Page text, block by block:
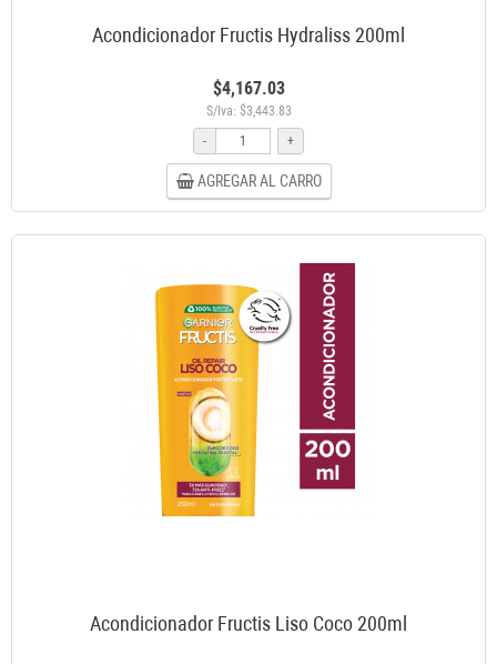
Acondicionador Fructis Hydraliss 200ml
$4,167.03
S/Iva: $3,443.83
-
+
AGREGAR AL CARRO
Acondicionador Fructis Liso Coco 200ml